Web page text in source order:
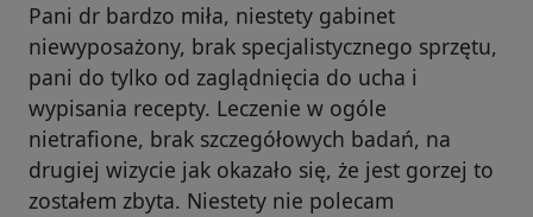
Pani dr bardzo miła, niestety gabinet
niewyposażony, brak specjalistycznego sprzętu,
pani do tylko od zaglądnięcia do ucha i
wypisania recepty. Leczenie w ogóle
nietrafione, brak szczegółowych badań, na
drugiej wizycie jak okazało się, że jest gorzej to
zostałem zbyta. Niestety nie polecam